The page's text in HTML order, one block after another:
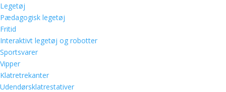
Legetøj
Pædagogisk legetøj
Fritid
Interaktivt legetøj og robotter
Sportsvarer
Vipper
Klatretrekanter
Udendørsklatrestativer